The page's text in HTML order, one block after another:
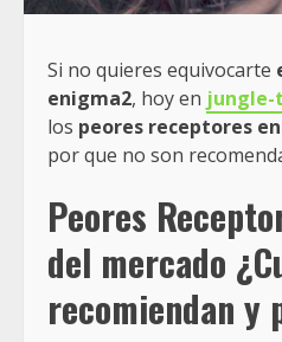
Si no quieres equivocarte
enigma2, hoy en jungle-
los peores receptores
por que no son
Peores
del mercado
recomiendan y